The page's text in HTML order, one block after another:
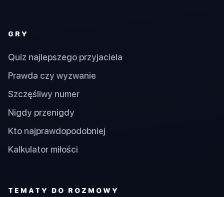
GRY
Quiz najlepszego przyjaciela
Prawda czy wyzwanie
Szczęśliwy numer
Nigdy przenigdy
Kto najprawdopodobniej
Kalkulator miłości
TEMATY DO ROZMOWY